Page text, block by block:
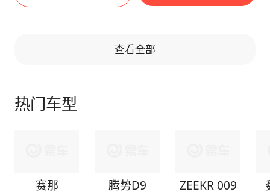
查看全部
热门车型
赛那 腾势D9 ZEEKR 009